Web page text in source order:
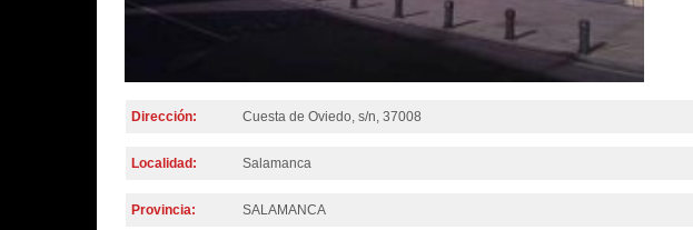
Dirección: Cuesta de Oviedo, s/n, 37008
Localidad: Salamanca
Provincia: SALAMANCA